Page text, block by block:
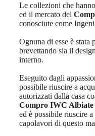
Le collezioni che
ed il mercato del
conosciute come
Ognuna di esse è
brevettando sia il
interno.
Eseguito dagli
possibile riuscire a
autorizzati dalla casa
Compro IWC Albiate
ed è possibile riuscire
capolavori di questo